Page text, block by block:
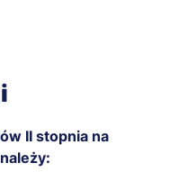
II stopnia na